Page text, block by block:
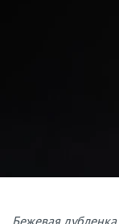
Бежевая